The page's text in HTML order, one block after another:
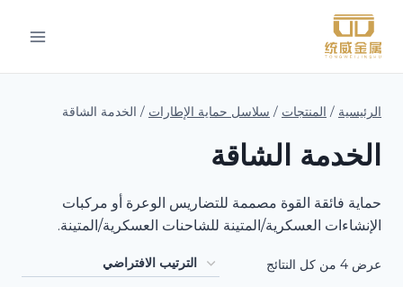
التجاوز
المحتوى
الرئيسية / المنتجات / سلاسل حماية الإطارات / الخدمة الشاقة
الخدمة الشاقة
حماية فائقة القوة مصممة للتضاريس الوعرة أو مركبات
الإنشاءات العسكرية/المتينة للشاحنات العسكرية/المتينة.
عرض ⁦4⁩ من كل النتائج